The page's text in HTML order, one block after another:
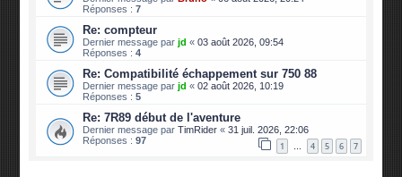
Réponses :7
Re: compteur
Dernier message parjd «03 août 2026, 09:54
Réponses :4
Re: Compatibilité échappement sur 750 88
Dernier message parjd «02 août 2026, 10:19
Réponses :5
Re: 7R89 début de l'aventure
Dernier message parTimRider «31 juil. 2026, 22:06
Réponses :97 1 … 4 5 6 7